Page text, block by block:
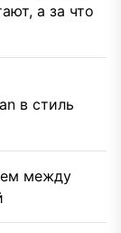
а за что
в стиль
между